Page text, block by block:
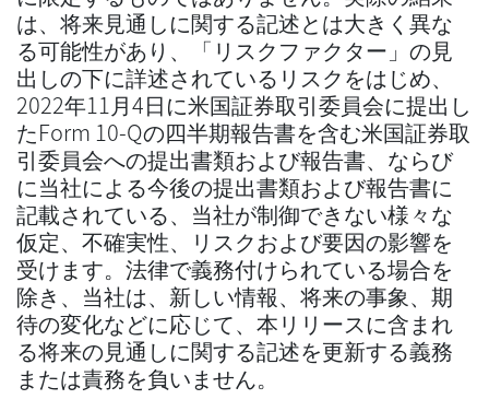
は、将来見通しに関する記述とは大きく異な
る可能性があり、「リスクファクター」の見
出しの下に詳述されているリスクをはじめ、
2022年11月4日に米国証券取引委員会に提出し
たForm 10-Qの四半期報告書を含む米国証券取
引委員会への提出書類および報告書、ならび
に当社による今後の提出書類および報告書に
記載されている、当社が制御できない様々な
仮定、不確実性、リスクおよび要因の影響を
受けます。法律で義務付けられている場合を
除き、当社は、新しい情報、将来の事象、期
待の変化などに応じて、本リリースに含まれ
る将来の見通しに関する記述を更新する義務
または責務を負いません。